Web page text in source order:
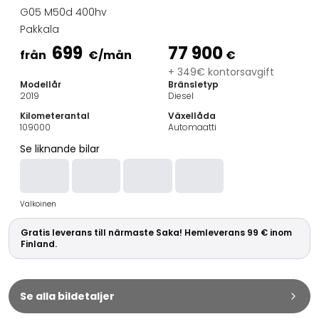
Kombibilar
Stadsbilar
Dragfordon
Kommersiella fordon
Auktionsbilar
Prisvärda bilar
Bilmärken
Audi
BMW
Kia
Mercedes-Benz
Polestar
Skoda
Tesla
Toyota
G05 M50d 400hv
Pakkala
från 699 €/mån 77 900 €
+ 349€ kontorsavgift
Modellår
2019
Bränsletyp
Diesel
Kilometerantal
109000
Växellåda
Automaatti
Se liknande bilar
Valkoinen
Gratis leverans till närmaste Saka! Hemleverans 99 € inom
Finland.
Se alla bildetaljer